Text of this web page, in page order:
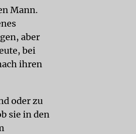
Mann.
aber
bei
ihren
oder zu
sie in den